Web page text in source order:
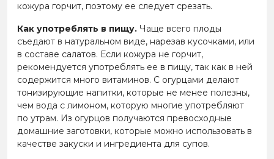
кожура горчит, поэтому ее следует срезать.
Как употреблять в пищу. Чаще всего плоды
съедают в натуральном виде, нарезав кусочками, или
в составе салатов. Если кожура не горчит,
рекомендуется употреблять ее в пищу, так как в ней
содержится много витаминов. С огурцами делают
тонизирующие напитки, которые не менее полезны,
чем вода с лимоном, которую многие употребляют
по утрам. Из огурцов получаются превосходные
домашние заготовки, которые можно использовать в
качестве закуски и ингредиента для супов.